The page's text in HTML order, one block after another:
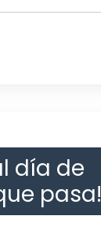
día de
pasa!